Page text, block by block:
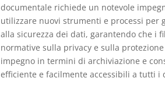
documentale richiede un notevole
utilizzare nuovi strumenti e processi per
alla sicurezza dei dati, garantendo che i
normative sulla privacy e sulla
impegno in termini di archiviazione e
efficiente e facilmente accessibili a tutti i